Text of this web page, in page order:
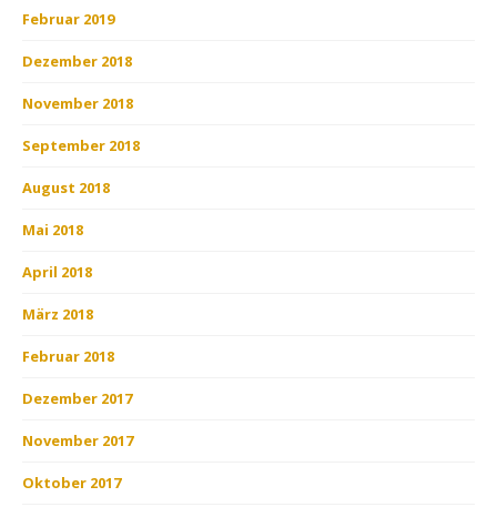
Februar 2019
Dezember 2018
November 2018
September 2018
August 2018
Mai 2018
April 2018
März 2018
Februar 2018
Dezember 2017
November 2017
Oktober 2017